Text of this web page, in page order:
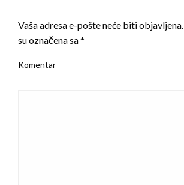
Vaša adresa e-pošte neće biti objavljena.
su označena sa*
Komentar